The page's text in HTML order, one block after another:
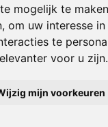
mogelijk te maken
, om uw interesse
te
voor u zijn.
mijn voorkeuren
uur
2026